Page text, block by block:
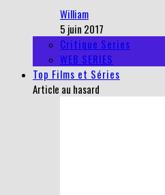
William
5 juin 2017
Critique Series
WEB SERIES
Top Films et Séries
Article au hasard